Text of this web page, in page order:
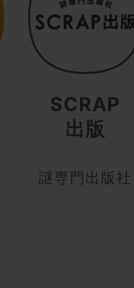
SCRAP
出版
謎専門出版社